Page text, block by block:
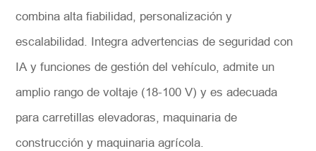
combina alta fiabilidad, personalización y
escalabilidad. Integra advertencias de seguridad con
IA y funciones de gestión del vehículo, admite un
amplio rango de voltaje (18-100 V) y es adecuada
para carretillas elevadoras, maquinaria de
construcción y maquinaria agrícola.